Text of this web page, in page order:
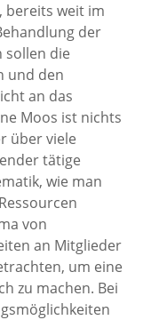
bereits weit im
der
sollen die
und den
an das
Moos ist nichts
über viele
tätige
wie man
von
an Mitglieder
um eine
zu machen. Bei